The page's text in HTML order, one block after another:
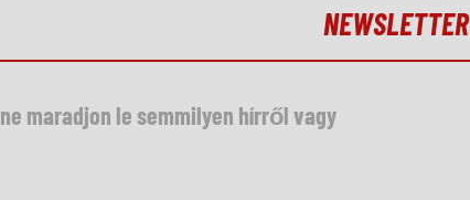
NEWSLETTER
ne maradjon le semmilyen hírről vagy